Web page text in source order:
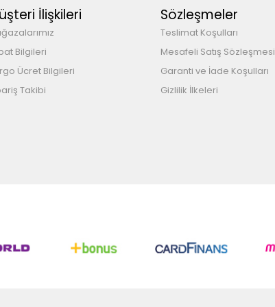
İlişkileri
Bilgileri
Ücret Bilgileri
Takibi
Sözleşmeler
Teslimat Koşulları
Mesafeli Satış Sözleşmesi
Garanti ve İade Koşulları
Gizlilik İlkeleri